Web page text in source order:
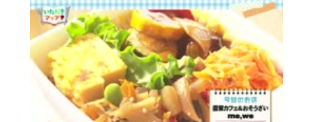
※CCNetアプリをご利用中の方は引き続き
ご視聴いただけます。
＜メンテナンス情報＞
CCNetWebTVのリニューアルにともないメ
ンテナンス作業を予定しています。